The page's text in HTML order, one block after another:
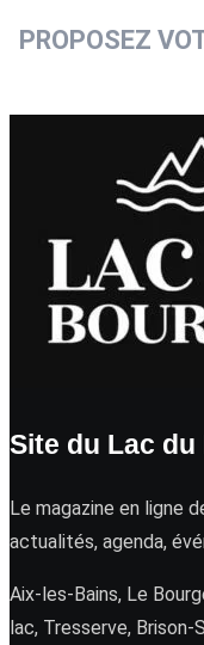
PROPOSEZ
Site du Lac
Le magazine en ligne
actualités, agenda,
Aix-les-Bains, Le
lac, Tresserve,